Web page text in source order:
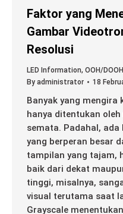
Faktor yang
Gambar
Resolusi
LED Information, OOH/DOOH
By administrator 18
Banyak yang
hanya ditentukan
semata. Padahal,
yang berperan besar
tampilan yang tajam,
baik dari dekat
tinggi, misalnya,
visual terutama saat
Grayscale